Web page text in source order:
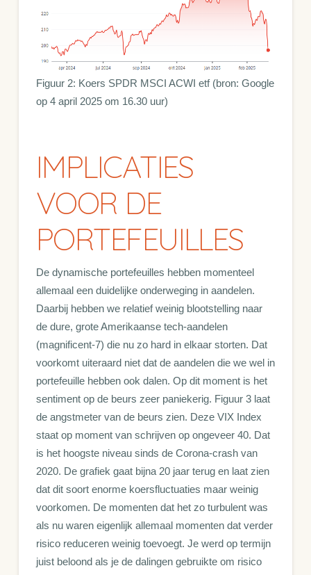
Figuur 2: Koers SPDR MSCI ACWI etf (bron: Google
op 4 april 2025 om 16.30 uur)
IMPLICATIES
VOOR DE
PORTEFEUILLES
De dynamische portefeuilles hebben momenteel
allemaal een duidelijke onderweging in aandelen.
Daarbij hebben we relatief weinig blootstelling naar
de dure, grote Amerikaanse tech-aandelen
(magnificent-7) die nu zo hard in elkaar storten. Dat
voorkomt uiteraard niet dat de aandelen die we wel in
portefeuille hebben ook dalen. Op dit moment is het
sentiment op de beurs zeer paniekerig. Figuur 3 laat
de angstmeter van de beurs zien. Deze VIX Index
staat op moment van schrijven op ongeveer 40. Dat
is het hoogste niveau sinds de Corona-crash van
2020. De grafiek gaat bijna 20 jaar terug en laat zien
dat dit soort enorme koersfluctuaties maar weinig
voorkomen. De momenten dat het zo turbulent was
als nu waren eigenlijk allemaal momenten dat verder
risico reduceren weinig toevoegt. Je werd op termijn
juist beloond als je de dalingen gebruikte om risico